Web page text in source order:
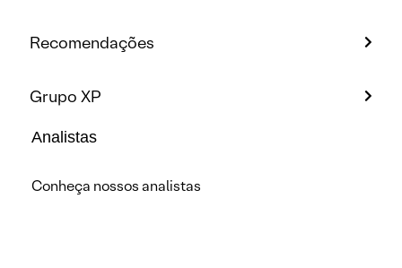
Recomendações
Grupo XP
Analistas
Conheça nossos analistas